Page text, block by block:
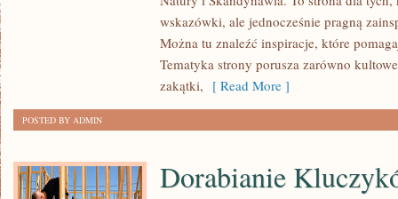
wskazówki, ale jednocześnie pragną
Można tu znaleźć inspiracje, które
Tematyka strony porusza zarówno
zakątki, [ Read More ]
POSTED BY ADMIN
Dorabianie